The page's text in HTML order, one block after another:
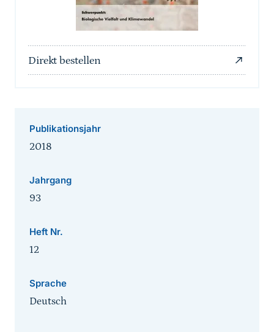
Direkt bestellen
Publikationsjahr
2018
Jahrgang
93
Heft Nr.
12
Sprache
Deutsch